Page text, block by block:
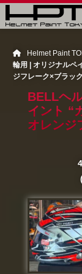
Helmet Paint
輪用 | オリジナルペ
ジフレーク×ブラッ
BELLヘ
イント “
オレンジ